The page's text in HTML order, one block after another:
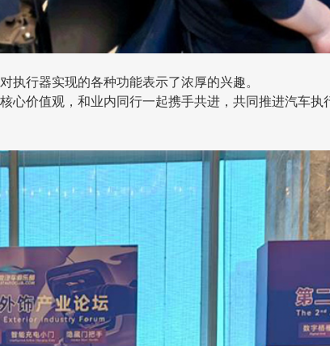
执行器实现的各种功能表示了浓厚的兴趣。
心价值观，和业内同行一起携手共进，共同推进汽车执